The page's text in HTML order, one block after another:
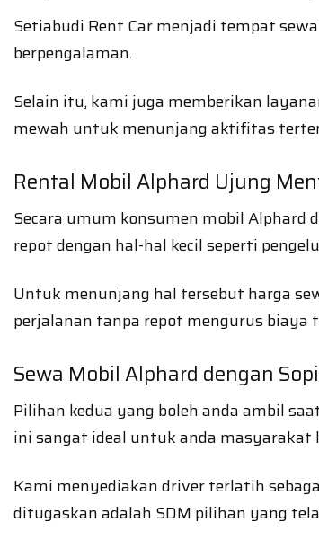
Setiabudi Rent Car menjadi tempat
berpengalaman.
Selain itu, kami juga memberikan
mewah untuk menunjang aktifitas
Rental Mobil Alphard Ujung
Secara umum konsumen mobil
repot dengan hal-hal kecil seperti
Untuk menunjang hal tersebut harga
perjalanan tanpa repot mengurus biaya
Sewa Mobil Alphard dengan
Pilihan kedua yang boleh anda ambil
ini sangat ideal untuk anda masyarakat
Kami menyediakan driver terlatih
ditugaskan adalah SDM pilihan yang